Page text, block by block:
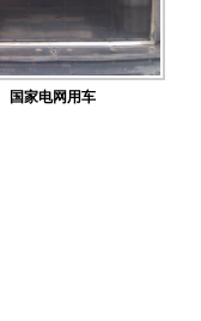
国家电网用车